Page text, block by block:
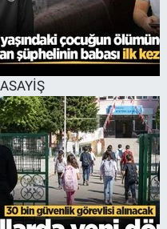
ASAYİŞ
EĞİTİM
ÖZEL HABER
HALK54 PANORAMA